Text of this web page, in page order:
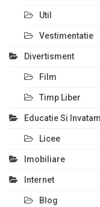
Util
Vestimentatie
Divertisment
Film
Timp Liber
Educatie Si
Licee
Imobiliare
Internet
Blog